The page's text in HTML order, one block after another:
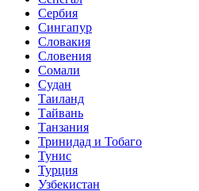
Сербия
Сингапур
Словакия
Словения
Сомали
Судан
Таиланд
Тайвань
Танзания
Тринидад и Тобаго
Тунис
Турция
Узбекистан